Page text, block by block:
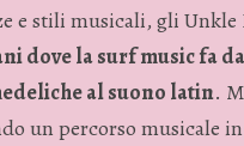
e stili musicali, gli Unkle
dove la surf music fa
al suono latin.
un percorso musicale